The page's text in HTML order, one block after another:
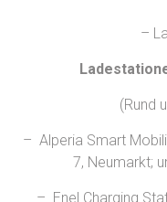
–
(Rund
– Alperia Smart
7, Neumarkt;
– Enel Charging